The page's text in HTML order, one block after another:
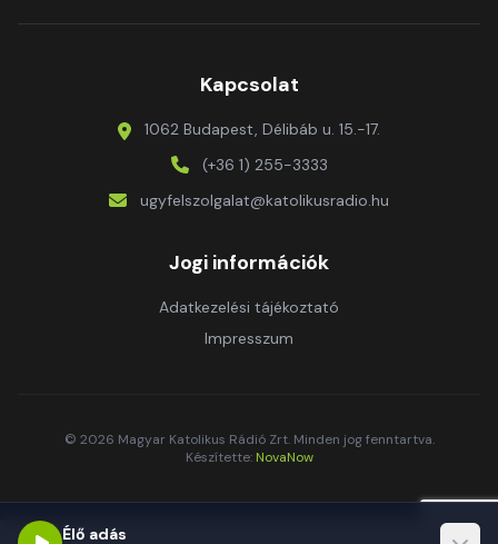
Kapcsolat
1062 Budapest, Délibáb u. 15.-17.
(+36 1) 255-3333
ugyfelszolgalat@katolikusradio.hu
Jogi információk
Adatkezelési tájékoztató
Impresszum
© 2026 Magyar Katolikus Rádió Zrt. Minden jog fenntartva.
Készítette: NovaNow
Élő adás